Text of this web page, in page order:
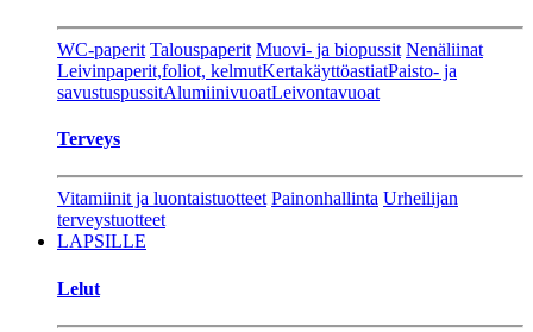
WC-paperit Talouspaperit Muovi- ja biopussit Nenäliinat
Leivinpaperit,foliot, kelmutKertakäyttöastiatPaisto- ja
savustuspussitAlumiinivuoatLeivontavuoat
Terveys
Vitamiinit ja luontaistuotteet Painonhallinta Urheilijan
terveystuotteet
LAPSILLE
Lelut